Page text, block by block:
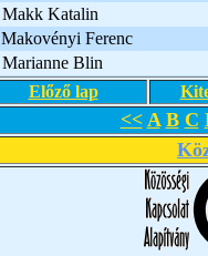
Makk Katalin
Makovényi Ferenc
Marianne Blin
Előző lap
<< A B C